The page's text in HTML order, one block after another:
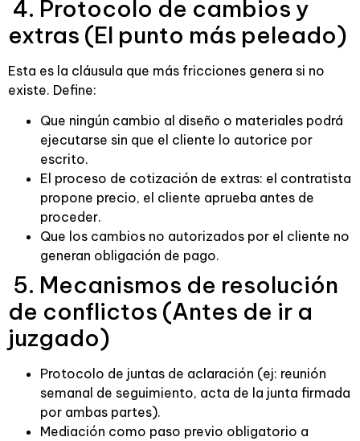
4. Protocolo de cambios y
extras (El punto más peleado)
Esta es la cláusula que más fricciones genera si no
existe. Define:
Que ningún cambio al diseño o materiales podrá
ejecutarse sin que el cliente lo autorice por
escrito.
El proceso de cotización de extras: el contratista
propone precio, el cliente aprueba antes de
proceder.
Que los cambios no autorizados por el cliente no
generan obligación de pago.
5. Mecanismos de resolución
de conflictos (Antes de ir a
juzgado)
Protocolo de juntas de aclaración (ej: reunión
semanal de seguimiento, acta de la junta firmada
por ambas partes).
Mediación como paso previo obligatorio a